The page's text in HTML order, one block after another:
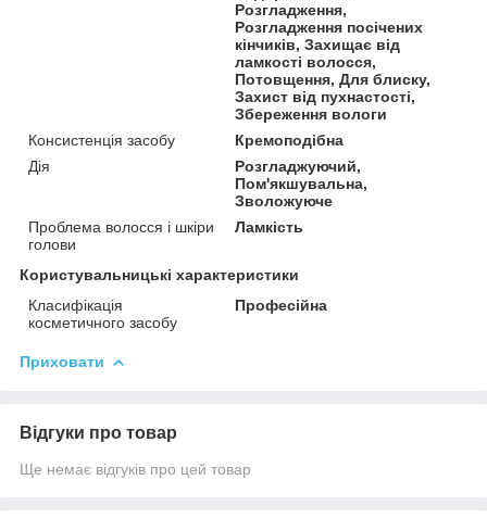
Розгладження,
Розгладження посічених
кінчиків, Захищає від
ламкості волосся,
Потовщення, Для блиску,
Захист від пухнастості,
Збереження вологи
Консистенція засобу
Кремоподібна
Дія
Розгладжуючий,
Пом'якшувальна,
Зволожуюче
Проблема волосся і шкіри
голови
Ламкість
Користувальницькі характеристики
Класифікація
косметичного засобу
Професійна
Приховати
Відгуки про товар
Ще немає відгуків про цей товар